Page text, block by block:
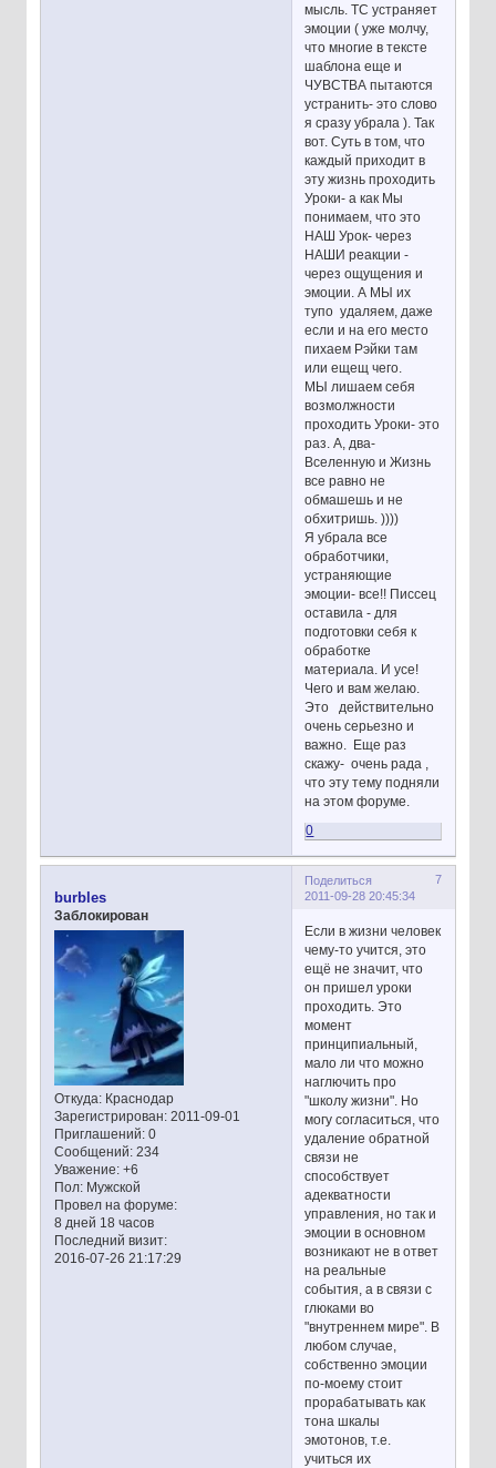
мысль. ТС устраняет
эмоции ( уже молчу,
что многие в тексте
шаблона еще и
ЧУВСТВА пытаются
устранить- это слово
я сразу убрала ). Так
вот. Суть в том, что
каждый приходит в
эту жизнь проходить
Уроки- а как Мы
понимаем, что это
НАШ Урок- через
НАШИ реакции -
через ощущения и
эмоции. А МЫ их
тупо удаляем, даже
если и на его место
пихаем Рэйки там
или ещещ чего.
МЫ лишаем себя
возмолжности
проходить Уроки- это
раз. А, два-
Вселенную и Жизнь
все равно не
обмашешь и не
обхитришь. ))))
Я убрала все
обработчики,
устраняющие
эмоции- все!! Писсец
оставила - для
подготовки себя к
обработке
материала. И усе!
Чего и вам желаю.
Это действительно
очень серьезно и
важно. Еще раз
скажу- очень рада ,
что эту тему подняли
на этом форуме.
0
Поделиться
7
2011-09-28 20:45:34
burbles
Заблокирован
Откуда:Краснодар
Зарегистрирован: 2011-09-01
Приглашений:0
Сообщений:234
Уважение: +6
Пол:Мужской
Провел на форуме:
8 дней 18 часов
Последний визит:
2016-07-26 21:17:29
Если в жизни человек
чему-то учится, это
ещё не значит, что
он пришел уроки
проходить. Это
момент
принципиальный,
мало ли что можно
наглючить про
"школу жизни". Но
могу согласиться, что
удаление обратной
связи не
способствует
адекватности
управления, но так и
эмоции в основном
возникают не в ответ
на реальные
события, а в связи с
глюками во
"внутреннем мире". В
любом случае,
собственно эмоции
по-моему стоит
прорабатывать как
тона шкалы
эмотонов, т.е.
учиться их